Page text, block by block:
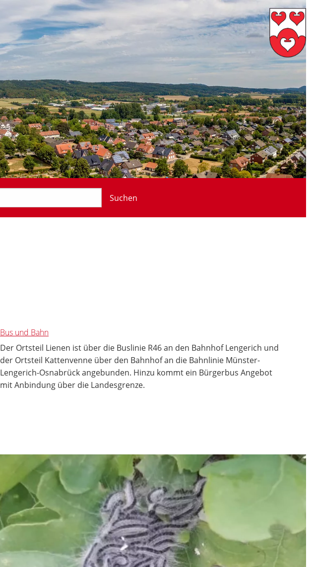
Suchen
Bus und Bahn
Der Ortsteil Lienen ist über die Buslinie R46 an den Bahnhof Lengerich und
der Ortsteil Kattenvenne über den Bahnhof an die Bahnlinie Münster-
Lengerich-Osnabrück angebunden. Hinzu kommt ein Bürgerbus Angebot
mit Anbindung über die Landesgrenze.